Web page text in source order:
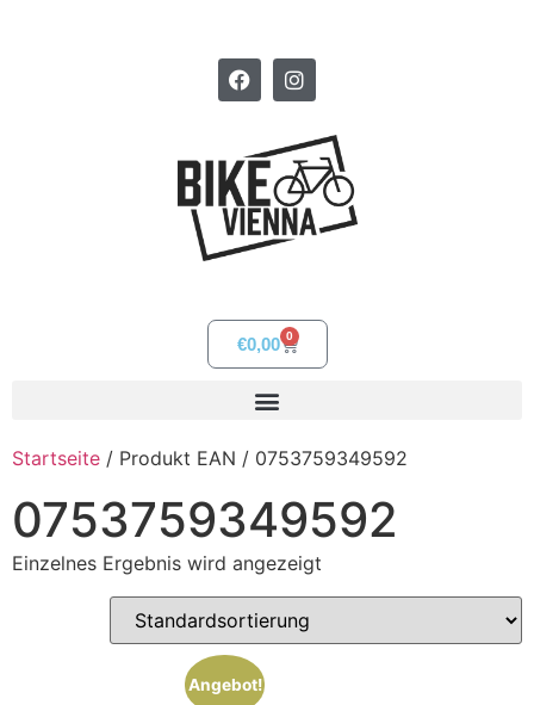
€0,00 0
Startseite / Produkt EAN / 0753759349592
0753759349592
Einzelnes Ergebnis wird angezeigt
Angebot!